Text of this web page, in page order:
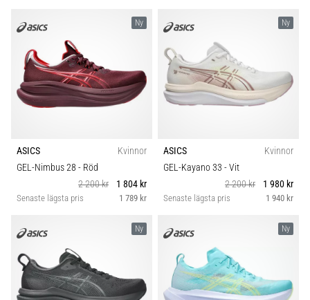
Ny
ASICS
Kvinnor
GEL-Nimbus 28 - Röd
2 200 kr
1 804 kr
Senaste lägsta pris 1 789 kr
Ny
ASICS
Kvinnor
GEL-Kayano 33 - Vit
2 200 kr
1 980 kr
Senaste lägsta pris 1 940 kr
Ny Ny